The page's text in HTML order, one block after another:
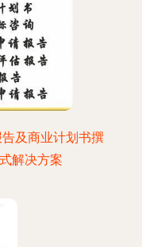
及商业计划书撰
解决方案